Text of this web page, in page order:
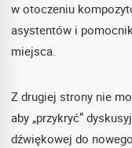
w otoczeniu
asystentów i
miejsca.
Z drugiej strony nie
aby „przykryć”
dźwiękowej do nowego